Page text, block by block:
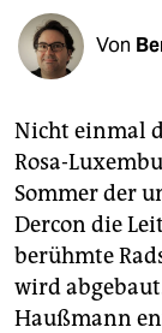
shop
fragen & hilfe
unterstützen
abo
genossenschaft
epaper login
Von
Nicht einmal
Rosa-
Sommer der
Dercon die
berühmte
wird
Haußmann